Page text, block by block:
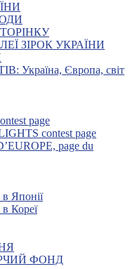
ЗІРОК УКРАЇНИ
Європа, світ
page
contest page
page du
Японії
Кореї
ФОНД